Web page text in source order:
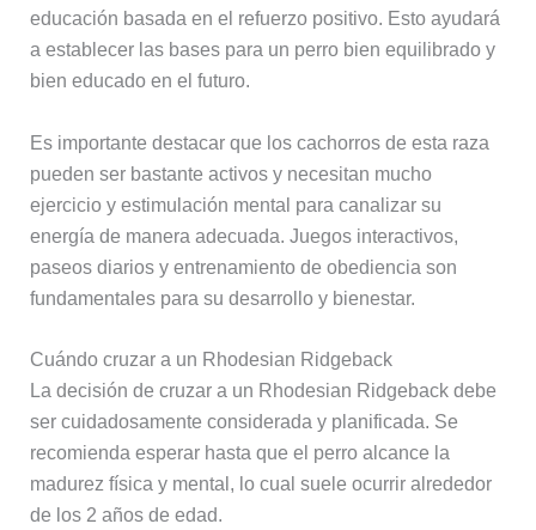
educación basada en el refuerzo positivo. Esto ayudará
a establecer las bases para un perro bien equilibrado y
bien educado en el futuro.
Es importante destacar que los cachorros de esta raza
pueden ser bastante activos y necesitan mucho
ejercicio y estimulación mental para canalizar su
energía de manera adecuada. Juegos interactivos,
paseos diarios y entrenamiento de obediencia son
fundamentales para su desarrollo y bienestar.
Cuándo cruzar a un Rhodesian Ridgeback
La decisión de cruzar a un Rhodesian Ridgeback debe
ser cuidadosamente considerada y planificada. Se
recomienda esperar hasta que el perro alcance la
madurez física y mental, lo cual suele ocurrir alrededor
de los 2 años de edad.